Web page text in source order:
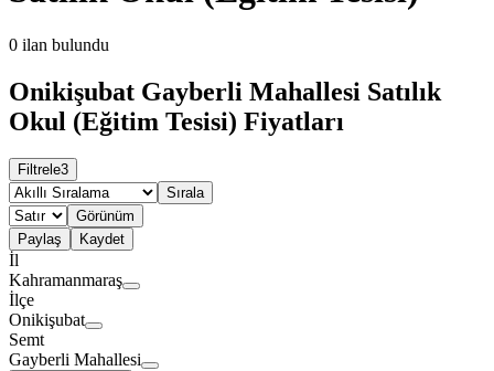
0 ilan bulundu
Onikişubat Gayberli Mahallesi Satılık
Okul (Eğitim Tesisi) Fiyatları
Filtrele3
Sırala
Görünüm
Paylaş
Kaydet
İl
Kahramanmaraş
İlçe
Onikişubat
Semt
Gayberli Mahallesi